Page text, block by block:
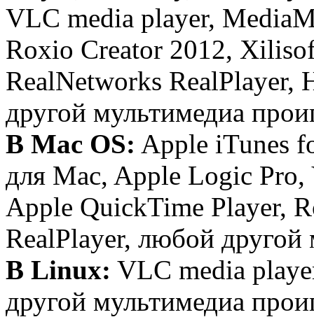
VLC media player,
Roxio Creator 2012,
RealNetworks
другой мультимедиа
В Mac OS: Apple iTunes
для Mac, Apple Logic
Apple QuickTime Player,
RealPlayer, любой другой
В Linux: VLC media
другой мультимедиа